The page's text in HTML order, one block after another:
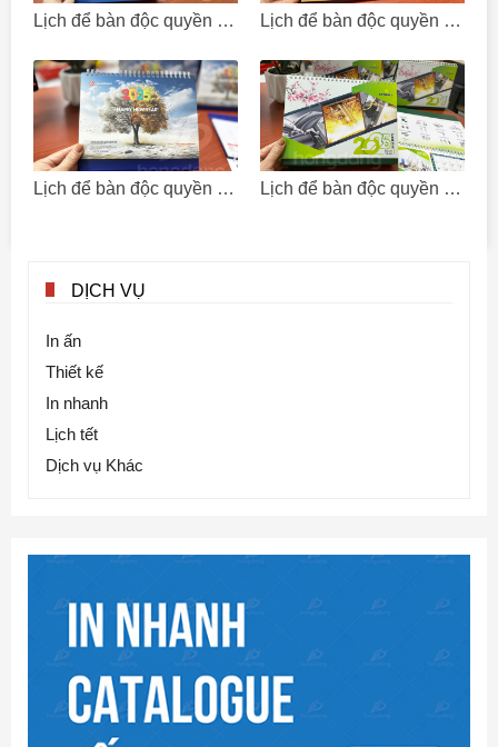
Lịch để bàn độc quyền - Công ty TNHH Sakurai Việt Nam Lịch để bàn độc quyền - Công ty CP Quảng cáo và Hội chợ TM Vinexad
Lịch để bàn độc quyền - Công ty TNHH Việt Nam Musashi Paint Lịch để bàn độc quyền - Công ty TNHH một thành viên Chang Sung
DỊCH VỤ
In ấn
Thiết kế
In nhanh
Lịch tết
Dịch vụ Khác